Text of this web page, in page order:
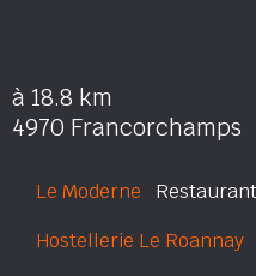
à 18.8 km
4970 Francorchamps
Le Moderne Restaurant
Hostellerie Le Roannay